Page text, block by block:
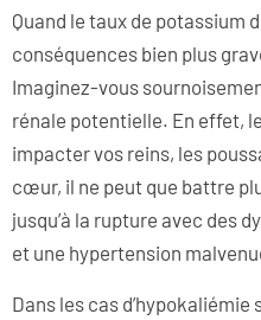
Quand le taux de potassium
conséquences bien plus
Imaginez-vous
rénale potentielle. En effet,
impacter vos reins, les
cœur, il ne peut que battre
jusqu’à la rupture avec des
et une hypertension
Dans les cas